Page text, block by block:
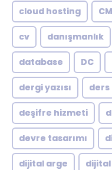
cloud hosting
cv danışmanlık
database DC
dergi yazısı ders
deşifre hizmeti
devre tasarımı
dijital arge